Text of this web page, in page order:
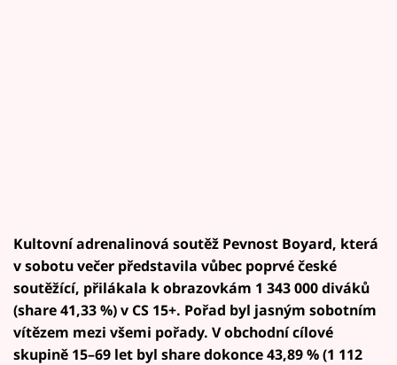
Sledujte nás
Kultovní adrenalinová soutěž Pevnost Boyard, která
v sobotu večer představila vůbec poprvé české
soutěžící, přilákala k obrazovkám 1 343 000 diváků
(share 41,33 %) v CS 15+. Pořad byl jasným sobotním
vítězem mezi všemi pořady. V obchodní cílové
skupině 15–69 let byl share dokonce 43,89 % (1 112